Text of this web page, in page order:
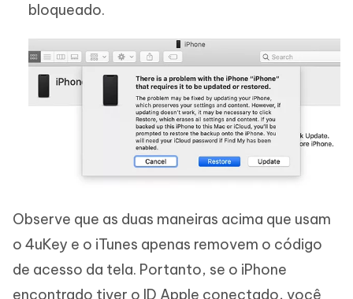
bloqueado.
Observe que as duas maneiras acima que usam
o 4uKey e o iTunes apenas removem o código
de acesso da tela. Portanto, se o iPhone
encontrado tiver o ID Apple conectado, você